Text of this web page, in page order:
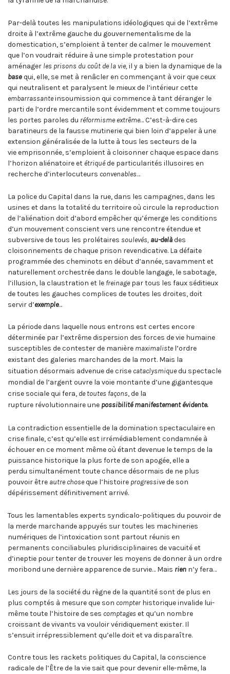
Par-delà toutes les manipulations idéologiques qui de l’extrême
droite à l’extrême gauche du gouvernementalisme de la
domestication, s’emploient à tenter de calmer le mouvement
que l’on voudrait réduire à une simple protestation pour
aménager les prisons du coût de la vie,il y a bien la dynamique de la
base qui, elle, se met à renâcler en commençant à voir que ceux
qui neutralisent et paralysent le mieux de l’intérieur cette
embarrassanteinsoumission qui commence à tant déranger le
parti de l’ordre mercantile sont évidemment et comme toujours
les portes paroles du réformisme extrême… C’est-à-dire ces
baratineurs de la fausse mutinerie qui bien loin d’appeler à une
extension généralisée de la lutte à tous les secteurs de la
vie emprisonnée, s’emploient à cloisonner chaque espace dans
l’horizon aliénatoire et étriquéde particularités illusoires en
recherche d’interlocuteurs convenables…
La police du Capital dans la rue, dans les campagnes, dans les
usines et dans la totalité du territoire où circule la reproduction
de l’aliénation doit d’abord empêcher qu’émerge les conditions
d’un mouvement conscient vers une rencontre étendue et
subversive de tous les prolétaires soulevés, au-delàdes
cloisonnements de chaque prison revendicative. La défaite
programmée des cheminots en début d’année, savamment et
naturellement orchestrée dans le double langage, le sabotage,
l’illusion, la claustration et le freinagepar tous les faux séditieux
de toutes les gauches complices de toutes les droites, doit
servir d’exemple…
La période dans laquelle nous entrons est certes encore
déterminée par l’extrême dispersion des forces de vie humaine
susceptibles de contester de manière maximalistel’ordre
existant des galeries marchandes de la mort. Mais la
situation désormais advenue de crise cataclysmiquedu spectacle
mondial de l’argent ouvre la voie montante d’une gigantesque
crise sociale qui fera, de toutes façons, de la
rupture révolutionnaire une possibilité manifestement évidente.
La contradiction essentielle de la domination spectaculaire en
crise finale, c’est qu’elle est irrémédiablement condamnée à
échouer en ce moment même où étant devenue le temps de la
puissance historique la plus forte de son apogée, elle a
perdu simultanément toute chance désormais de ne plus
pouvoir être autre choseque l’histoire progressivede son
dépérissement définitivement arrivé.
Tous les lamentables experts syndicalo-politiques du pouvoir de
la merde marchande appuyés sur toutes les machineries
numériques de l’intoxication sont partout réunis en
permanents conciliabules pluridisciplinaires de vacuité et
d’ineptie pour tenter de trouver les moyens de donner à un ordre
moribond une dernière apparence de survie… Mais rien n’y fera…
Les jours de la société du règne de la quantité sont de plus en
plus comptés à mesure que son compterhistorique invalide lui-
même toute l’histoire de ses comptages et qu’un nombre
croissant de vivants va vouloir véridiquement exister. Il
s’ensuit irrépressiblement qu’elle doit et va disparaître.
Contre tous les rackets politiques du Capital, la conscience
radicale de l’Être de la vie sait que pour devenir elle-même, la